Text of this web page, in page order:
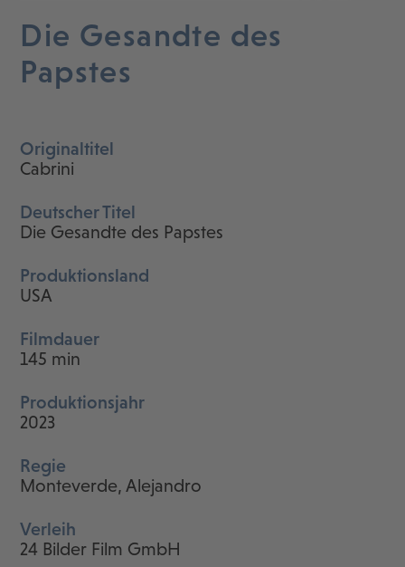
Die Gesandte des
Papstes
Originaltitel
Cabrini
Deutscher Titel
Die Gesandte des Papstes
Produktionsland
USA
Filmdauer
145 min
Produktionsjahr
2023
Regie
Monteverde, Alejandro
Verleih
24 Bilder Film GmbH